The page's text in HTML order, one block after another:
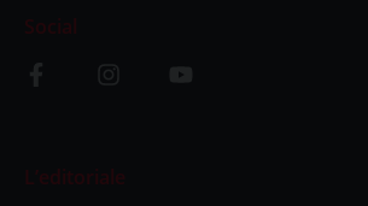
Social
L’editoriale